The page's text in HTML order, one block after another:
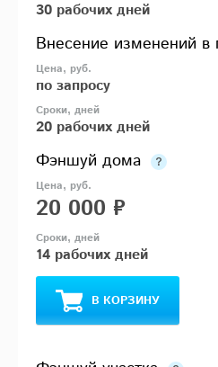
30 рабочих дней
Внесение изменений в
по запросу
20 рабочих дней
Фэншуй дома
20 000 ₽
14 рабочих дней
В КОРЗИНУ